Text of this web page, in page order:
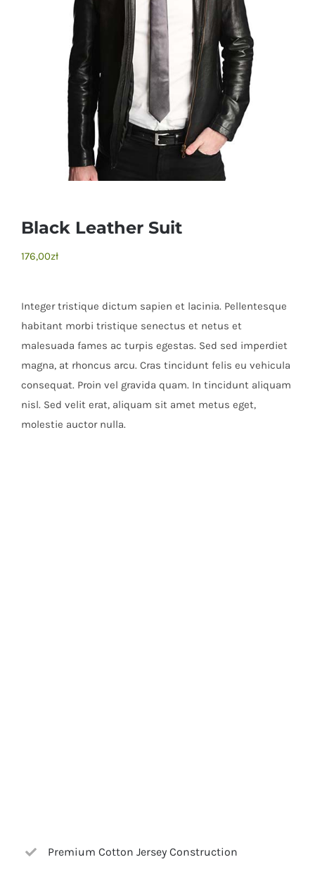
Black Leather Suit
176,00zł
Integer tristique dictum sapien et lacinia. Pellentesque
habitant morbi tristique senectus et netus et
malesuada fames ac turpis egestas. Sed sed imperdiet
magna, at rhoncus arcu. Cras tincidunt felis eu vehicula
consequat. Proin vel gravida quam. In tincidunt aliquam
nisl. Sed velit erat, aliquam sit amet metus eget,
molestie auctor nulla.
Premium Cotton Jersey Construction